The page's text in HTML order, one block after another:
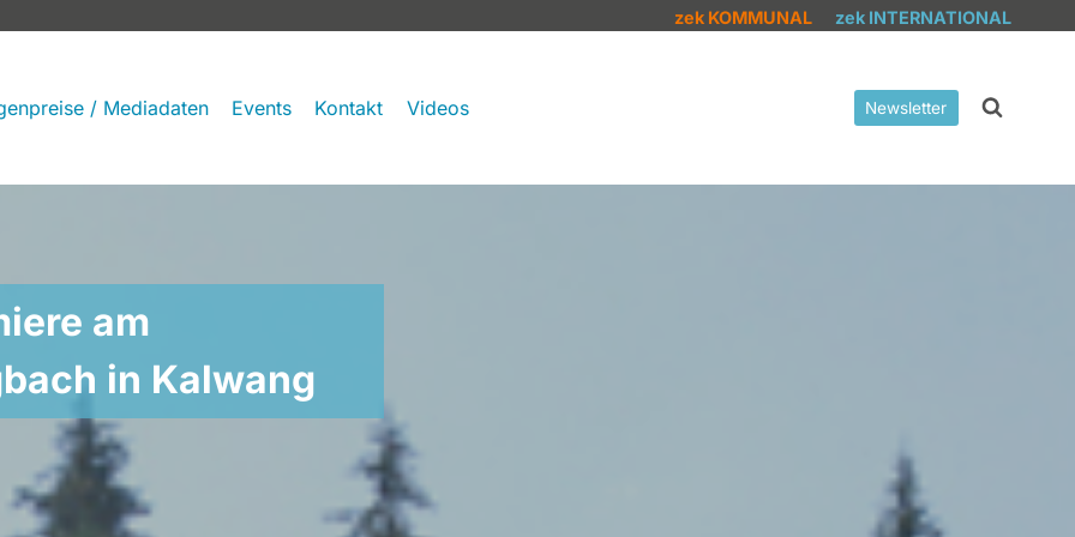
zek KOMMUNAL zek INTERNATIONAL
/ Mediadaten Events Kontakt Videos Newsletter
am
in Kalwang